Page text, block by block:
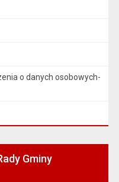
o danych osobowych-
Gminy